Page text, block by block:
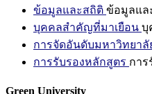
ข้อมูลและสถิติ ข้อมูลแล
บุคคลสำคัญที่มาเยือน บุ
การจัดอันดับมหาวิทยาลั
การรับรองหลักสูตร การ
Green University